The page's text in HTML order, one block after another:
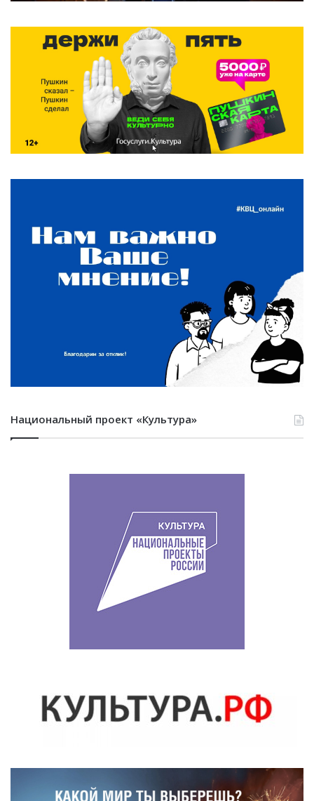
Национальный проект «Культура»